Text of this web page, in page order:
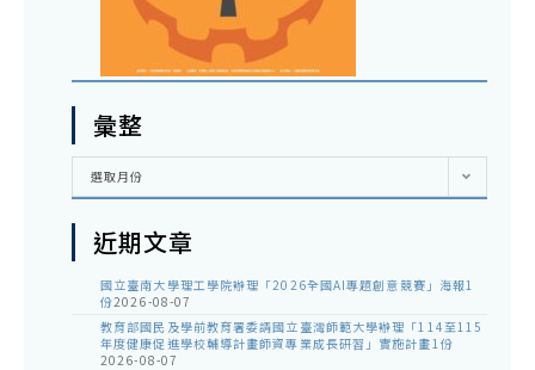
彙整
彙
選取月份
近期文章
國立臺南大學理工學院辦理「2026全國AI專題創意競賽」海報1
份2026-08-07
教育部國民及學前教育署委請國立臺灣師範大學辦理「114至115
年度健康促進學校輔導計畫師資專業成長研習」實施計畫1份
2026-08-07